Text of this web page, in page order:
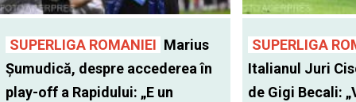
SUPERLIGA ROMANIEI Marius
Șumudică, despre accederea în
play-off a Rapidului: „E un
SUPERLIGA
Italianul Juri
de Gigi Becali: